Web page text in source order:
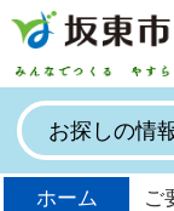
ホーム ご